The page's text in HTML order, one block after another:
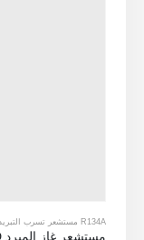
R134A مستشعر تسرب التبريد